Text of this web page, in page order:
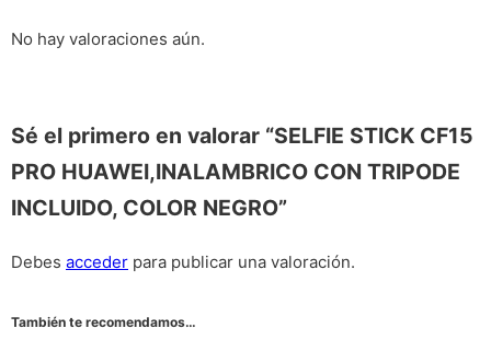
No hay valoraciones aún.
Sé el primero en valorar “SELFIE STICK CF15
PRO HUAWEI,INALAMBRICO CON TRIPODE
INCLUIDO, COLOR NEGRO”
Debes acceder para publicar una valoración.
También te recomendamos…